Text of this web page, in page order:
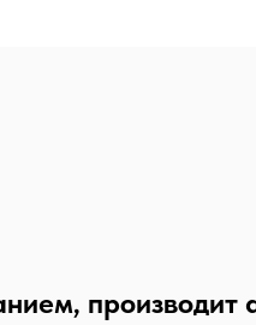
производит